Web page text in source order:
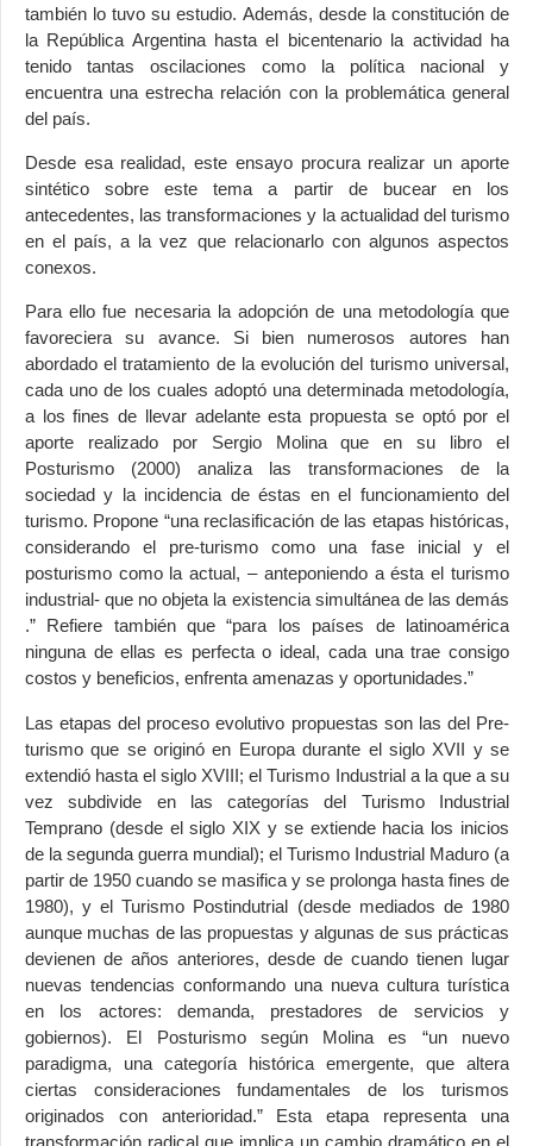
también lo tuvo su estudio. Además, desde la constitución de
la República Argentina hasta el bicentenario la actividad ha
tenido tantas oscilaciones como la política nacional y
encuentra una estrecha relación con la problemática general
del país.
Desde esa realidad, este ensayo procura realizar un aporte
sintético sobre este tema a partir de bucear en los
antecedentes, las transformaciones y la actualidad del turismo
en el país, a la vez que relacionarlo con algunos aspectos
conexos.
Para ello fue necesaria la adopción de una metodología que
favoreciera su avance. Si bien numerosos autores han
abordado el tratamiento de la evolución del turismo universal,
cada uno de los cuales adoptó una determinada metodología,
a los fines de llevar adelante esta propuesta se optó por el
aporte realizado por Sergio Molina que en su libro el
Posturismo (2000) analiza las transformaciones de la
sociedad y la incidencia de éstas en el funcionamiento del
turismo. Propone “una reclasificación de las etapas históricas,
considerando el pre-turismo como una fase inicial y el
posturismo como la actual, – anteponiendo a ésta el turismo
industrial- que no objeta la existencia simultánea de las demás
.” Refiere también que “para los países de latinoamérica
ninguna de ellas es perfecta o ideal, cada una trae consigo
costos y beneficios, enfrenta amenazas y oportunidades.”
Las etapas del proceso evolutivo propuestas son las del Pre-
turismo que se originó en Europa durante el siglo XVII y se
extendió hasta el siglo XVIII; el Turismo Industrial a la que a su
vez subdivide en las categorías del Turismo Industrial
Temprano (desde el siglo XIX y se extiende hacia los inicios
de la segunda guerra mundial); el Turismo Industrial Maduro (a
partir de 1950 cuando se masifica y se prolonga hasta fines de
1980), y el Turismo Postindutrial (desde mediados de 1980
aunque muchas de las propuestas y algunas de sus prácticas
devienen de años anteriores, desde de cuando tienen lugar
nuevas tendencias conformando una nueva cultura turística
en los actores: demanda, prestadores de servicios y
gobiernos). El Posturismo según Molina es “un nuevo
paradigma, una categoría histórica emergente, que altera
ciertas consideraciones fundamentales de los turismos
originados con anterioridad.” Esta etapa representa una
transformación radical que implica un cambio dramático en el